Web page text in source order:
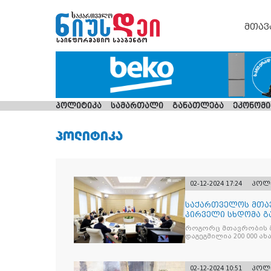
პოლიტიკა სამართალი განათლება
ᲞᲝᲚᲘᲢᲘᲙᲐ
02-12-2024 17:24
საქართველოს
პირველი სხდომა
როგორც მთავრობის
დაგეგმილია 200 000
02-12-2024 10:51